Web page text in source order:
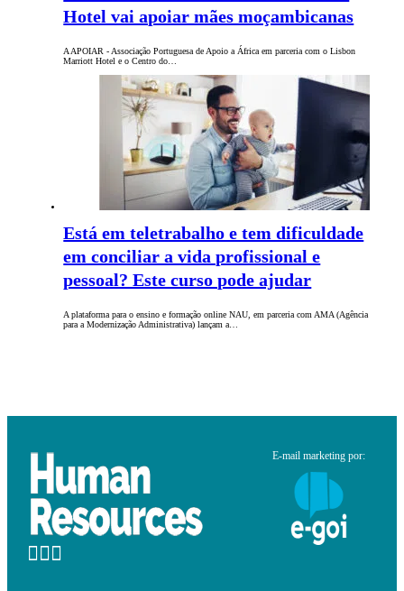
Hotel vai apoiar mães moçambicanas
A APOIAR - Associação Portuguesa de Apoio a África em parceria com o Lisbon
Marriott Hotel e o Centro do…
Está em teletrabalho e tem dificuldade
em conciliar a vida profissional e
pessoal? Este curso pode ajudar
A plataforma para o ensino e formação online NAU, em parceria com AMA (Agência
para a Modernização Administrativa) lançam a…
E-mail marketing por: